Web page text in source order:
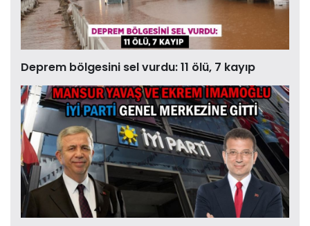
Deprem bölgesini sel vurdu: 11 ölü, 7 kayıp